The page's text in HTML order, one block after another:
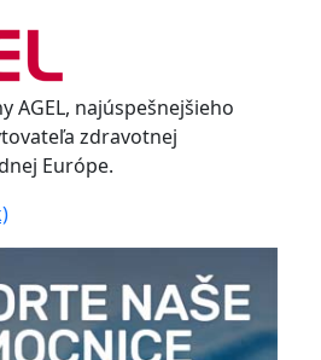
AGEL, najúspešnejšieho
zdravotnej
Európe.